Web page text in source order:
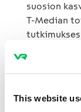
This website
suosion
T-Median
eri osa-
erityisesti